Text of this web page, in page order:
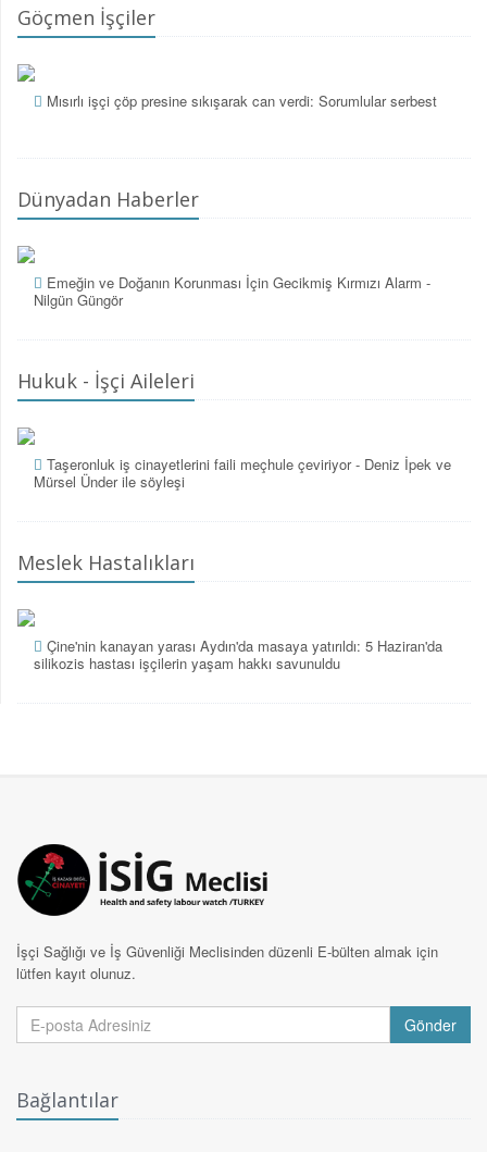
Göçmen İşçiler
Mısırlı işçi çöp presine sıkışarak can verdi: Sorumlular serbest
Dünyadan Haberler
Emeğin ve Doğanın Korunması İçin Gecikmiş Kırmızı Alarm -
Nilgün Güngör
Hukuk - İşçi Aileleri
Taşeronluk iş cinayetlerini faili meçhule çeviriyor - Deniz İpek ve
Mürsel Ünder ile söyleşi
Meslek Hastalıkları
Çine'nin kanayan yarası Aydın'da masaya yatırıldı: 5 Haziran'da
silikozis hastası işçilerin yaşam hakkı savunuldu
İşçi Sağlığı ve İş Güvenliği Meclisinden düzenli E-bülten almak için
lütfen kayıt olunuz.
Gönder
Bağlantılar